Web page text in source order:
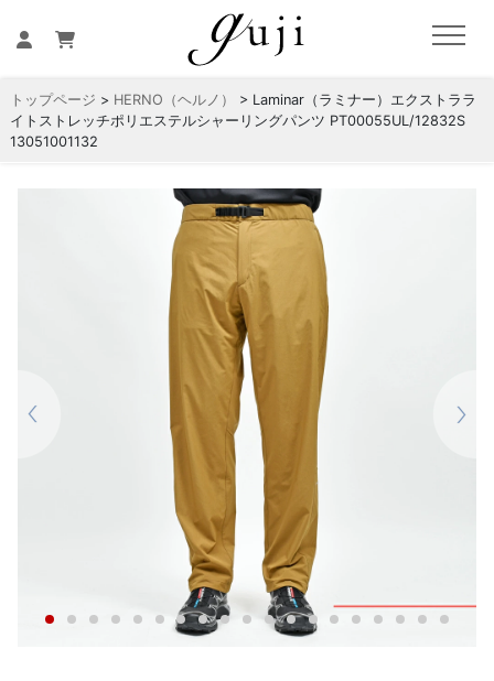
トップページ > HERNO（ヘルノ）
> Laminar（ラミナー）エクストララ
イトストレッチポリエステルシャーリングパンツ PT00055UL/12832S
13051001132